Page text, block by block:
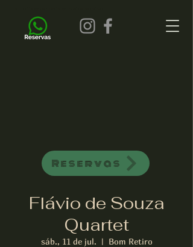
Reservas
Flávio de Souza
Quartet
sáb., 11 de jul.
  |
Bom Retiro